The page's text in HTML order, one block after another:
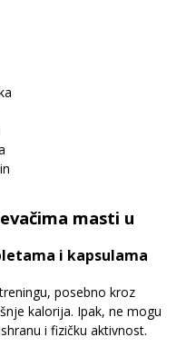
masti u
i kapsulama
posebno kroz
kalorija. Ipak, ne mogu
i fizičku aktivnost.